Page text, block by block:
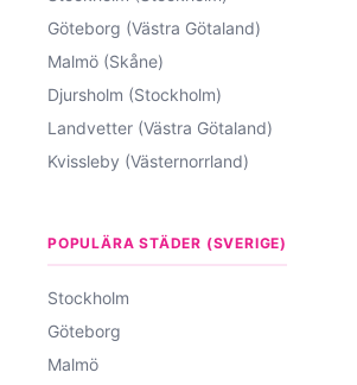
Göteborg (Västra Götaland)
Malmö (Skåne)
Djursholm (Stockholm)
Landvetter (Västra Götaland)
Kvissleby (Västernorrland)
POPULÄRA STÄDER (SVERIGE)
Stockholm
Göteborg
Malmö